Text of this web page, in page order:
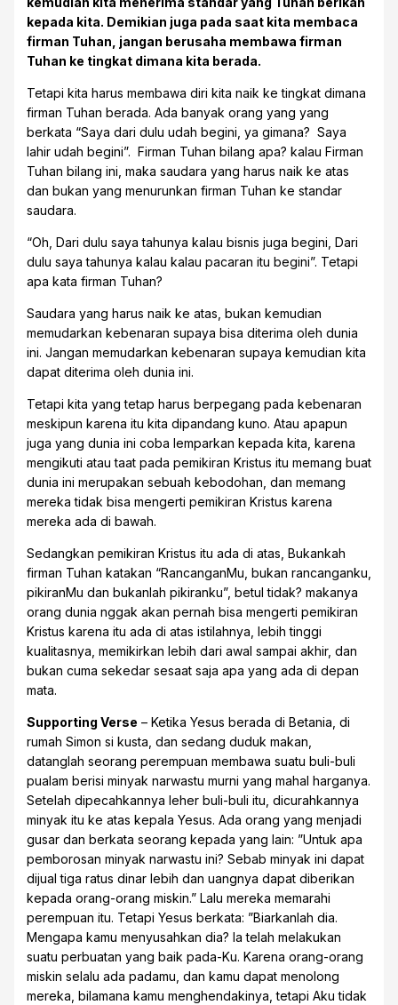
kepada kita. Demikian juga pada saat kita membaca
firman Tuhan, jangan berusaha membawa firman
Tuhan ke tingkat dimana kita berada.
Tetapi kita harus membawa diri kita naik ke tingkat dimana
firman Tuhan berada. Ada banyak orang yang yang
berkata “Saya dari dulu udah begini, ya gimana? Saya
lahir udah begini”. Firman Tuhan bilang apa? kalau Firman
Tuhan bilang ini, maka saudara yang harus naik ke atas
dan bukan yang menurunkan firman Tuhan ke standar
saudara.
“Oh, Dari dulu saya tahunya kalau bisnis juga begini, Dari
dulu saya tahunya kalau kalau pacaran itu begini”. Tetapi
apa kata firman Tuhan?
Saudara yang harus naik ke atas, bukan kemudian
memudarkan kebenaran supaya bisa diterima oleh dunia
ini. Jangan memudarkan kebenaran supaya kemudian kita
dapat diterima oleh dunia ini.
Tetapi kita yang tetap harus berpegang pada kebenaran
meskipun karena itu kita dipandang kuno. Atau apapun
juga yang dunia ini coba lemparkan kepada kita, karena
mengikuti atau taat pada pemikiran Kristus itu memang buat
dunia ini merupakan sebuah kebodohan, dan memang
mereka tidak bisa mengerti pemikiran Kristus karena
mereka ada di bawah.
Sedangkan pemikiran Kristus itu ada di atas, Bukankah
firman Tuhan katakan “RancanganMu, bukan rancanganku,
pikiranMu dan bukanlah pikiranku”, betul tidak? makanya
orang dunia nggak akan pernah bisa mengerti pemikiran
Kristus karena itu ada di atas istilahnya, lebih tinggi
kualitasnya, memikirkan lebih dari awal sampai akhir, dan
bukan cuma sekedar sesaat saja apa yang ada di depan
mata.
Supporting Verse – Ketika Yesus berada di Betania, di
rumah Simon si kusta, dan sedang duduk makan,
datanglah seorang perempuan membawa suatu buli-buli
pualam berisi minyak narwastu murni yang mahal harganya.
Setelah dipecahkannya leher buli-buli itu, dicurahkannya
minyak itu ke atas kepala Yesus. Ada orang yang menjadi
gusar dan berkata seorang kepada yang lain: ”Untuk apa
pemborosan minyak narwastu ini? Sebab minyak ini dapat
dijual tiga ratus dinar lebih dan uangnya dapat diberikan
kepada orang-orang miskin.” Lalu mereka memarahi
perempuan itu. Tetapi Yesus berkata: ”Biarkanlah dia.
Mengapa kamu menyusahkan dia? Ia telah melakukan
suatu perbuatan yang baik pada-Ku. Karena orang-orang
miskin selalu ada padamu, dan kamu dapat menolong
mereka, bilamana kamu menghendakinya, tetapi Aku tidak